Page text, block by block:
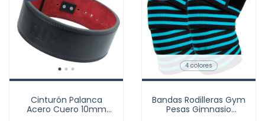
Cinturón Palanca
Acero Cuero 10mm
4 colores
Bandas Rodilleras Gym
Pesas Gimnasio